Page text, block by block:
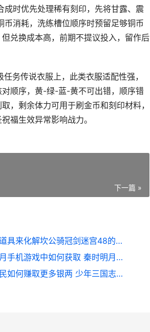
时优先处理稀有刻印，先将甘露、震
消耗，洗练槽位顺序时预留足够铜币
兑换成本高，前期不提议投入，留作后
务传说衣服上，此类衣服适配性强，
顺序，黄-绿-蓝-黄不可出错，顺序错
，剩余体力可用于刷金币和刻印材料，
福生效异常影响战力。
下一篇 »
如何正确运用道具来化解坎公骑冠剑迷宫48的难题 掌握道德的正确方法有
木剑在秦时明月手机游戏中如何获取 秦时明月剑术
少年三国志平民如何赚取更多银两 少年三国志平民2021